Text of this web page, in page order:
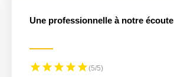
Une professionnelle à notre écoute
(5/5)